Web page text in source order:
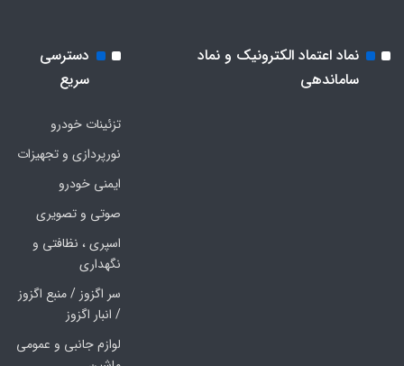
نماد اعتماد الکترونیک و نماد
ساماندهی
دسترسی
سریع
تزئینات خودرو
نورپردازی و تجهیزات
ایمنی خودرو
صوتی و تصویری
اسپری ، نظافتی و
نگهداری
سر اگزوز / منبع اگزوز
/ انبار اگزوز
لوازم جانبی و عمومی